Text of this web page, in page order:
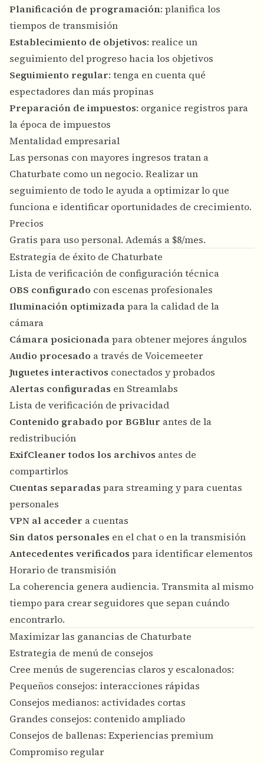
Planificación de programación: planifica los
tiempos de transmisión
Establecimiento de objetivos: realice un
seguimiento del progreso hacia los objetivos
Seguimiento regular: tenga en cuenta qué
espectadores dan más propinas
Preparación de impuestos: organice registros para
la época de impuestos
Mentalidad empresarial
Las personas con mayores ingresos tratan a
Chaturbate como un negocio. Realizar un
seguimiento de todo le ayuda a optimizar lo que
funciona e identificar oportunidades de crecimiento.
Precios
Gratis para uso personal. Además a $8/mes.
Estrategia de éxito de Chaturbate
Lista de verificación de configuración técnica
OBS configurado con escenas profesionales
Iluminación optimizadapara la calidad de la
cámara
Cámara posicionadapara obtener mejores ángulos
Audio procesado a través de Voicemeeter
Juguetes interactivos conectados y probados
Alertas configuradas en Streamlabs
Lista de verificación de privacidad
Contenido grabado por BGBlur antes de la
redistribución
ExifCleaner todos los archivos antes de
compartirlos
Cuentas separadas para streaming y para cuentas
personales
VPN al acceder a cuentas
Sin datos personales en el chat o en la transmisión
Antecedentes verificados para identificar elementos
Horario de transmisión
La coherencia genera audiencia. Transmita al mismo
tiempo para crear seguidores que sepan cuándo
encontrarlo.
Maximizar las ganancias de Chaturbate
Estrategia de menú de consejos
Cree menús de sugerencias claros y escalonados:
Pequeños consejos: interacciones rápidas
Consejos medianos: actividades cortas
Grandes consejos: contenido ampliado
Consejos de ballenas: Experiencias premium
Compromiso regular